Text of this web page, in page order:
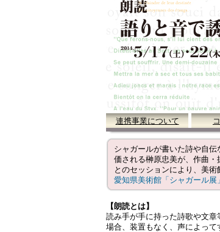
連携事業について
シャガールが書いた詩や自
価される榊原忠美が、作曲
とのセッションにより、美術
愛知県美術館「シャガール展
【朗読とは】
読み手が手に持った詩歌や文
場合、装置もなく、声によっ